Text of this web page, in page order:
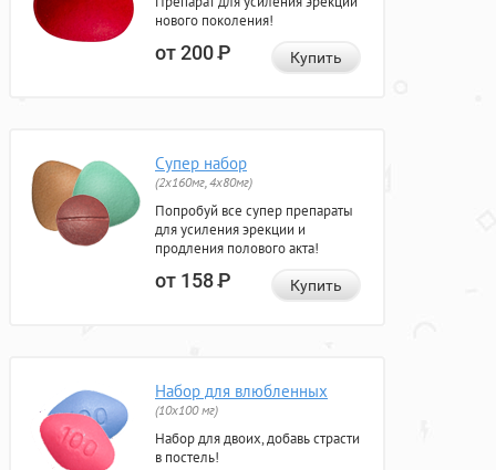
нового поколения!
от 200Р Купить
Супер набор
(2х160мг, 4х80мг)
Попробуй все супер препараты
для усиления эрекции и
продления полового акта!
от 158Р Купить
Набор для влюбленных
(10х100 мг)
Набор для двоих, добавь страсти
в постель!